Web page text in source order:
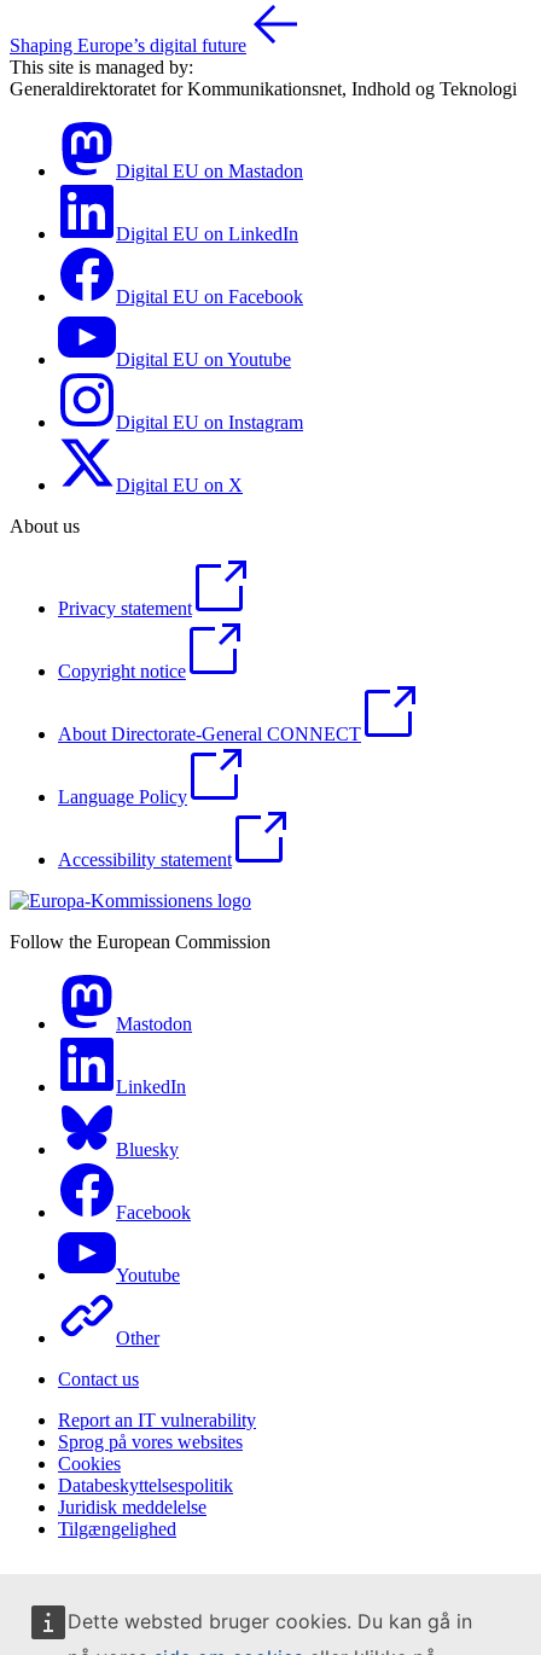
Dette websted bruger cookies. Du kan gå in
Shaping Europe’s digital future
This site is managed by:
Generaldirektoratet for Kommunikationsnet, Indhold og Teknologi
Digital EU on Mastadon
Digital EU on LinkedIn
Digital EU on Facebook
Digital EU on Youtube
Digital EU on Instagram
Digital EU on X
About us
Privacy statement
Copyright notice
About Directorate-General CONNECT
Language Policy
Accessibility statement
Follow the European Commission
Mastodon
LinkedIn
Bluesky
Facebook
Youtube
Other
Contact us
Report an IT vulnerability
Sprog på vores websites
Cookies
Databeskyttelsespolitik
Juridisk meddelelse
Tilgængelighed